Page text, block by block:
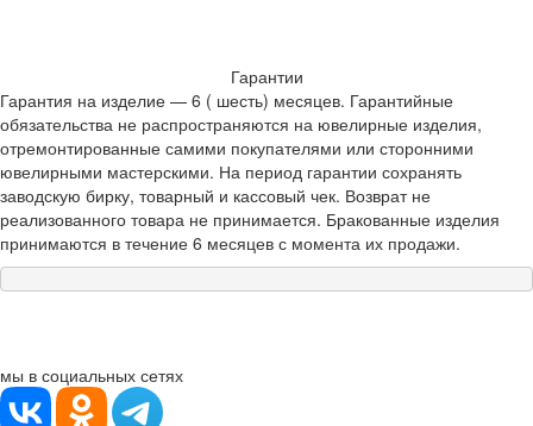
Гарантии
Гарантия на изделие — 6 ( шесть) месяцев. Гарантийные
обязательства не распространяются на ювелирные изделия,
отремонтированные самими покупателями или сторонними
ювелирными мастерскими. На период гарантии сохранять
заводскую бирку, товарный и кассовый чек. Возврат не
реализованного товара не принимается. Бракованные изделия
принимаются в течение 6 месяцев с момента их продажи.
мы в социальных сетях